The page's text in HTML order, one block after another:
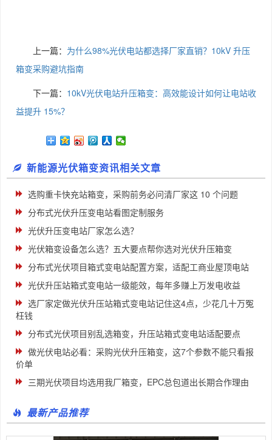
上一篇： 为什么98%光伏电站都选择厂家直销？10kV 升压
箱变采购避坑指南
下一篇： 10kV光伏电站升压箱变：高效能设计如何让电站收
益提升 15%？
新能源光伏箱变资讯相关文章
选购重卡快充站箱变，采购前务必问清厂家这 10 个问题
分布式光伏升压变电站看图定制服务
光伏升压变电站厂家怎么选？
光伏箱变设备怎么选？五大要点帮你选对光伏升压箱变
分布式光伏项目箱式变电站配置方案，适配工商业屋顶电站
光伏升压站箱式变电站一级能效，每年多赚上万发电收益
选厂家定做光伏升压站箱式变电站记住这4点，少花几十万冤
枉钱
分布式光伏项目别乱选箱变，升压站箱式变电站适配要点
做光伏电站必看：采购光伏升压箱变，这7个参数不能只看报
价单
三期光伏项目均选用我厂箱变，EPC总包道出长期合作理由
最新产品推荐